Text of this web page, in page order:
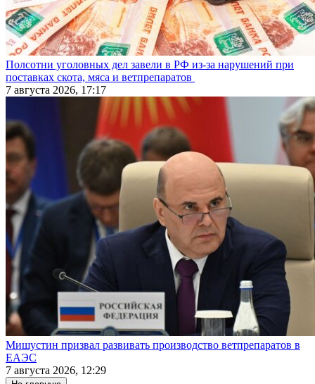
Полсотни уголовных дел завели в РФ из-за нарушений при
поставках скота, мяса и ветпрепаратов
7 августа 2026, 17:17
Мишустин призвал развивать производство ветпрепаратов в
ЕАЭС
7 августа 2026, 12:29